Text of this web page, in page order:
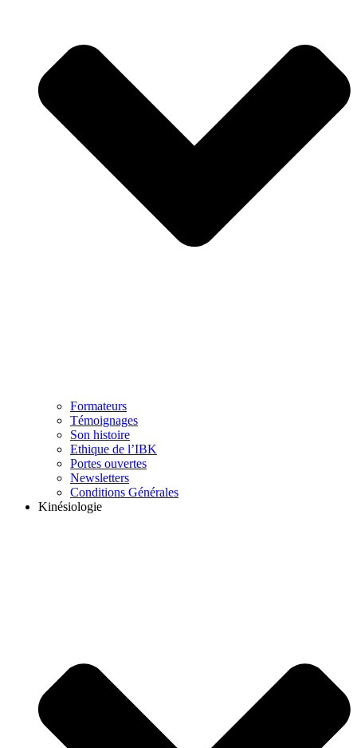
Formateurs
Témoignages
Son histoire
Ethique de l’IBK
Portes ouvertes
Newsletters
Conditions Générales
Kinésiologie